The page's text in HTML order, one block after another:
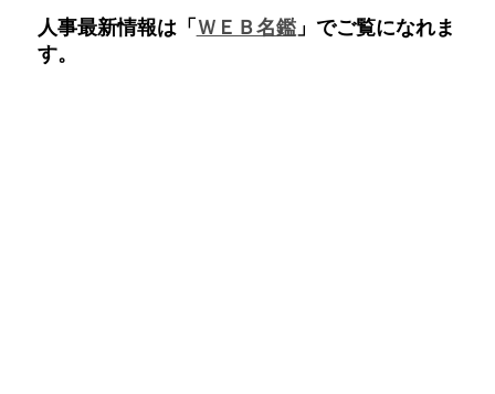
人事最新情報は「 ＷＥＢ名鑑」でご覧になれま
す。